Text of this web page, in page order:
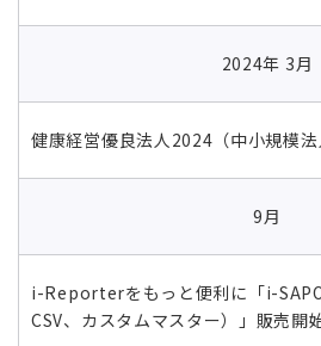
2024年 3月
健康経営優良法人2024（中小規模
9月
i-Reporterをもっと便利に「i-
CSV、カスタムマスター）」販売開